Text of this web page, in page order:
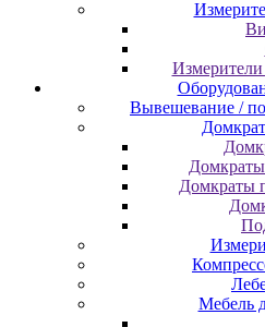
Вывешевание /
Домкраты
Мебель